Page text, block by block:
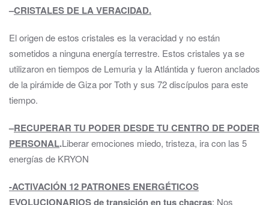
–CRISTALES DE LA VERACIDAD.
El origen de estos cristales es la veracidad y no están
sometidos a ninguna energía terrestre. Estos cristales ya se
utilizaron en tiempos de Lemuria y la Atlántida y fueron anclados
de la pirámide de Giza por Toth y sus 72 discípulos para este
tiempo.
–RECUPERAR TU PODER DESDE TU CENTRO DE PODER
PERSONAL.Liberar emociones miedo, tristeza, ira con las 5
energías de KRYON
-ACTIVACIÓN 12 PATRONES ENERGÉTICOS
EVOLUCIONARIOS de transición en tus chacras: Nos